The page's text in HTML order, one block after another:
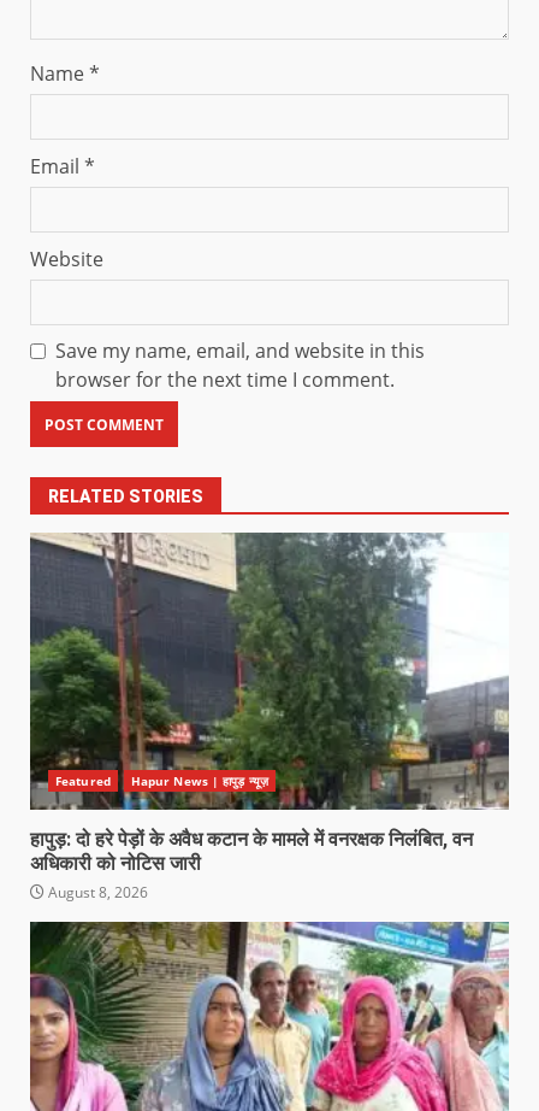
Name*
Email *
Website
Save my name, email, and website in this
browser for the next time I comment.
RELATED STORIES
Featured Hapur News | हापुड़ न्यूज़
हापुड़: दो हरे पेड़ों के अवैध कटान के मामले में वनरक्षक निलंबित, वन
अधिकारी को नोटिस जारी
August 8, 2026